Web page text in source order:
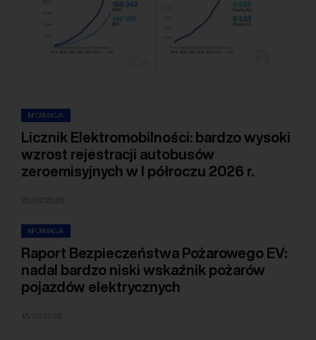
INFORMACJA
Licznik Elektromobilności: bardzo wysoki
wzrost rejestracji autobusów
zeroemisyjnych w I półroczu 2026 r.
20/07/2026
INFORMACJA
Raport Bezpieczeństwa Pożarowego EV:
nadal bardzo niski wskaźnik pożarów
pojazdów elektrycznych
15/07/2026